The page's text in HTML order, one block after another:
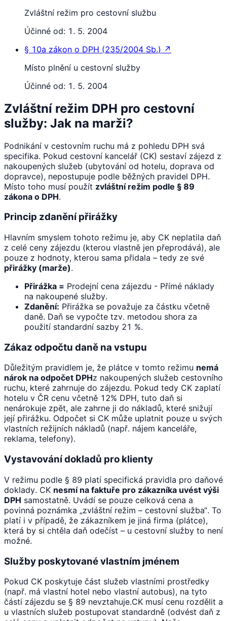
Zvláštní režim pro cestovní službu
Účinné od: 1. 5. 2004
§ 10a zákon o DPH (235/2004 Sb.) ↗
Místo plnění u cestovní služby
Účinné od: 1. 5. 2004
Zvláštní režim DPH pro cestovní
služby: Jak na marži?
Podnikání v cestovním ruchu má z pohledu DPH svá
specifika. Pokud cestovní kancelář (CK) sestaví zájezd z
nakoupených služeb (ubytování od hotelu, doprava od
dopravce), nepostupuje podle běžných pravidel DPH.
Místo toho musí použít zvláštní režim podle § 89
zákona o DPH.
Princip zdanění přirážky
Hlavním smyslem tohoto režimu je, aby CK neplatila daň
z celé ceny zájezdu (kterou vlastně jen přeprodává), ale
pouze z hodnoty, kterou sama přidala – tedy ze své
přirážky (marže).
Přirážka = Prodejní cena zájezdu - Přímé náklady
na nakoupené služby.
Zdanění: Přirážka se považuje za částku včetně
daně. Daň se vypočte tzv. metodou shora za
použití standardní sazby 21 %.
Zákaz odpočtu daně na vstupu
Důležitým pravidlem je, že plátce v tomto režimu nemá
nárok na odpočet DPHz nakoupených služeb cestovního
ruchu, které zahrnuje do zájezdu. Pokud tedy CK zaplatí
hotelu v ČR cenu včetně 12% DPH, tuto daň si
nenárokuje zpět, ale zahrne ji do nákladů, které snižují
její přirážku. Odpočet si CK může uplatnit pouze u svých
vlastních režijních nákladů (např. nájem kanceláře,
reklama, telefony).
Vystavování dokladů pro klienty
V režimu podle § 89 platí specifická pravidla pro daňové
doklady. CK nesmí na faktuře pro zákazníka uvést výši
DPH samostatně. Uvádí se pouze celková cena a
povinná poznámka „zvláštní režim – cestovní služba“. To
platí i v případě, že zákazníkem je jiná firma (plátce),
která by si chtěla daň odečíst – u cestovní služby to není
možné.
Služby poskytované vlastním jménem
Pokud CK poskytuje část služeb vlastními prostředky
(např. má vlastní hotel nebo vlastní autobus), na tyto
části zájezdu se § 89 nevztahuje.CK musí cenu rozdělit a
u vlastních služeb postupovat standardně (odvést daň z